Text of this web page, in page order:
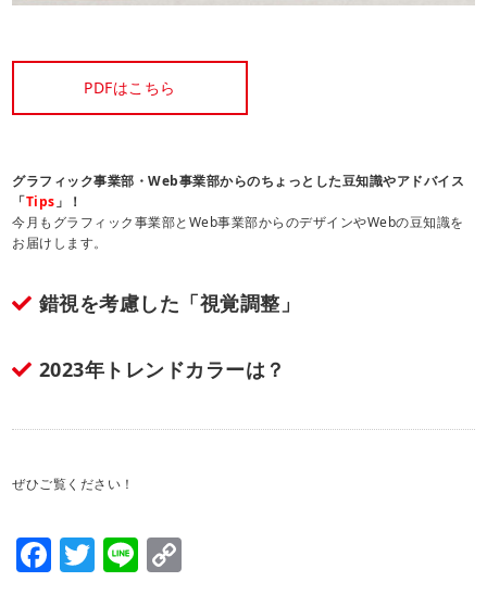
PDFはこちら
グラフィック事業部・Web事業部からのちょっとした豆知識やアドバイス
「Tips 」！
今月もグラフィック事業部とWeb事業部からのデザインやWebの豆知識を
お届けします。
錯視を考慮した「視覚調整」
2023年トレンドカラーは？
ぜひご覧ください！
Facebook
Twitter
Line